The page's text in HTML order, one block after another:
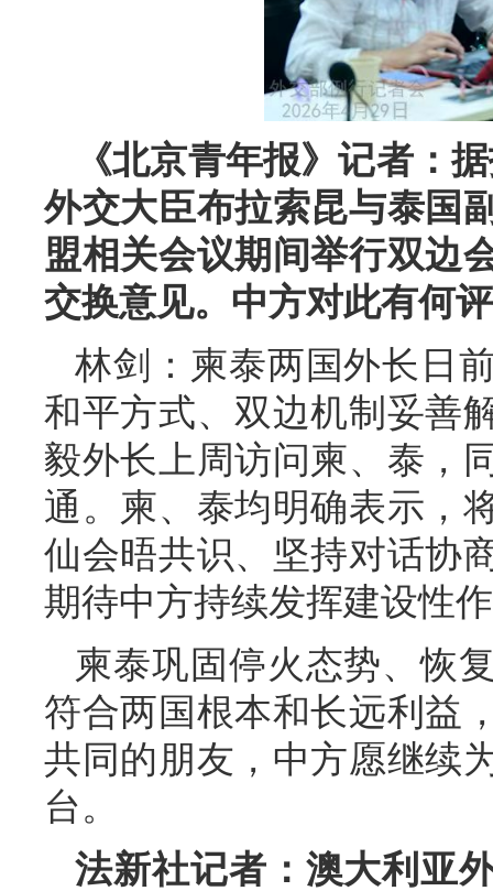
《北京青年报》记者：
外交大臣布拉索昆与泰国
盟相关会议期间举行双边
交换意见。中方对此有何
林剑：柬泰两国外长日
和平方式、双边机制妥善
毅外长上周访问柬、泰，
通。柬、泰均明确表示，
仙会晤共识、坚持对话协
期待中方持续发挥建设性
柬泰巩固停火态势、恢
符合两国根本和长远利益
共同的朋友，中方愿继续
台。
法新社记者：澳大利亚